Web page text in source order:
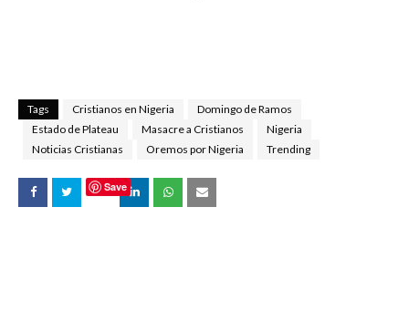
Tags Cristianos en Nigeria
Domingo de Ramos
Estado de Plateau
Masacre a Cristianos
Nigeria
Noticias Cristianas
Oremos por Nigeria Trending
Save